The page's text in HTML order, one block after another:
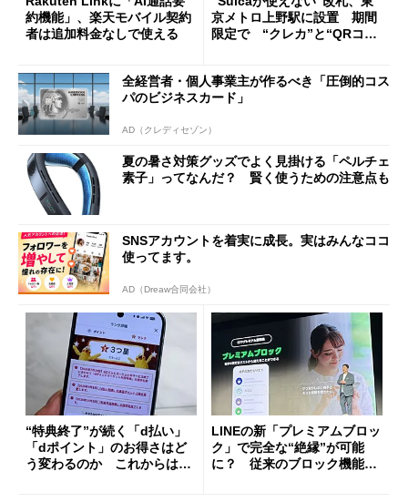
約機能」、楽天モバイル契約
者は追加料金なしで使える
京メトロ上野駅に設置 期間
限定で “クレカ”と“QRコー
全経営者・個人事業主が作るべき「圧倒的コス
パのビジネスカード」
AD（クレディセゾン）
夏の暑さ対策グッズでよく見掛ける「ペルチェ
素子」ってなんだ？ 賢く使うための注意点も
SNSアカウントを着実に成長。実はみんなココ
使ってます。
AD（Dreaw合同会社）
“特典終了”が続く「d払い」
「dポイント」のお得さはど
う変わるのか これからは
LINEの新「プレミアムブロッ
ク」で完全な“絶縁”が可能
に？ 従来のブロック機能と